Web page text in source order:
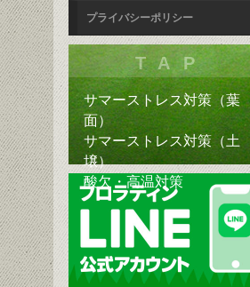
プライバシーポリシー
TAP
サマーストレス対策（葉
面）
サマーストレス対策（土
壌）
酸欠・高温対策